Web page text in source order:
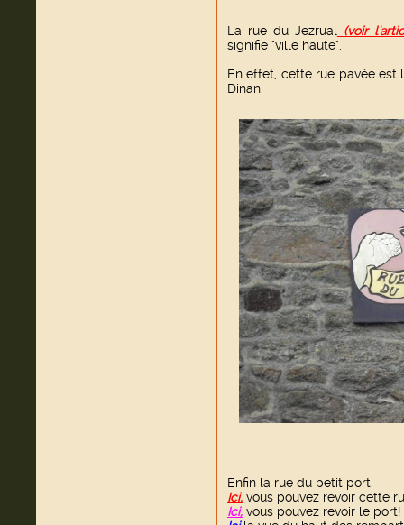
La rue du Jezrual (voir
signifie "ville haute".
En effet, cette rue pavée
Dinan.
Enfin la rue du petit port.
Ici, vous pouvez revoir cette
Ici, vous pouvez revoir le port!